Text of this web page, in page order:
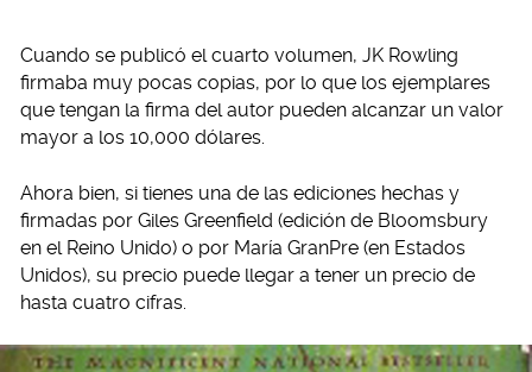
Cuando se publicó el cuarto volumen, JK Rowling
firmaba muy pocas copias, por lo que los ejemplares
que tengan la firma del autor pueden alcanzar un valor
mayor a los 10,000 dólares.
Ahora bien, si tienes una de las ediciones hechas y
firmadas por Giles Greenfield (edición de Bloomsbury
en el Reino Unido) o por María GranPre (en Estados
Unidos), su precio puede llegar a tener un precio de
hasta cuatro cifras.